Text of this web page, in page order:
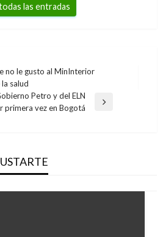
las entradas
no le gusto al MinInterior
salud
Petro y del ELN
primera vez en Bogotá